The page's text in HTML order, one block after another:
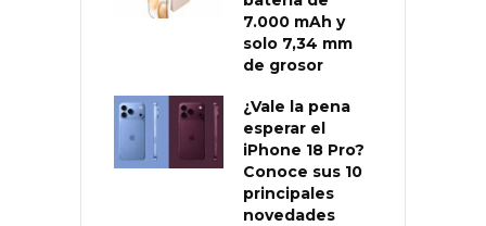
7.000 mAh y
solo 7,34 mm
de grosor
¿Vale la pena
esperar el
iPhone 18 Pro?
Conoce sus 10
principales
novedades